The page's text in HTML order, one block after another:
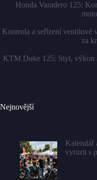
Honda Varadero 125:
Kontrola a seřízení ventilové
za
KTM Duke 125: Styl, výkon
Nejnovější
Kalendář
vyrazit s